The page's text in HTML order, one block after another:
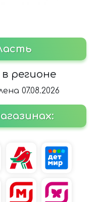
регионе
07.08.2026